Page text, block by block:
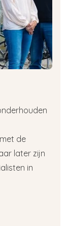
de
later zijn
in